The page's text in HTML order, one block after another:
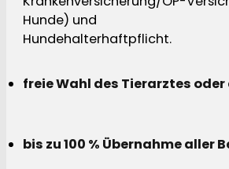
Hunde) und
Hundehalterhaftpflicht.
freie Wahl des Tierarztes
bis zu 100 % Übernahme aller